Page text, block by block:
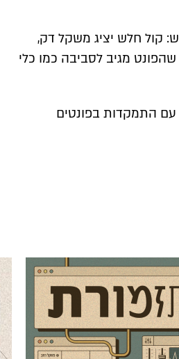
קול חלש יציג משקל דק,
מגיב לסביבה כמו כלי
עם התמקדות בפונטים